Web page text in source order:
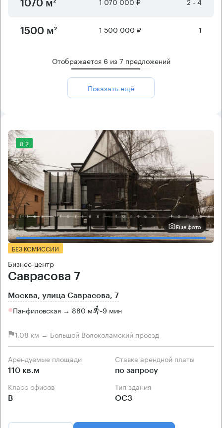
1070 м²
1500 м² 1 500 000 ₽ 1
Отображается 6 из7 предложений
Показать ещё
8.2
Еще фото
БЕЗ КОМИССИИ
Бизнес-центр
Саврасова 7
Москва, улица Саврасова, 7
Панфиловская → 880 м ~9 мин
1.08 км → Большой Волоколамский проезд
Арендуемые площади
110 кв.м
Ставка арендной платы
по запросу
Класс офисов
B
Тип здания
ОСЗ